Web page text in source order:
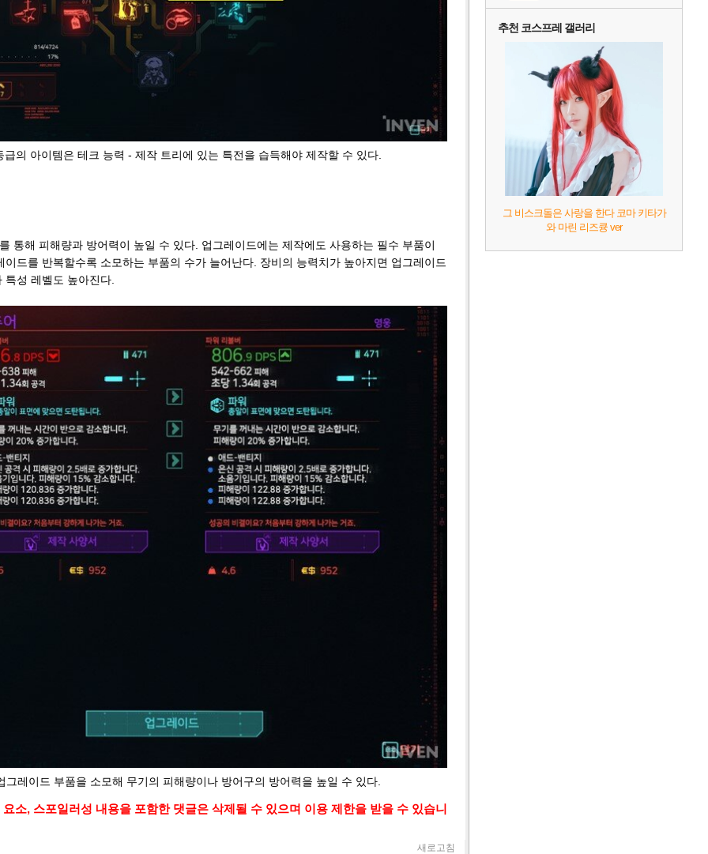
의 아이템은 테크 능력 - 제작 트리에 있는 특전을 습득해야 제작할 수 있다.
통해 피해량과 방어력이 높일 수 있다. 업그레이드에는 제작에도 사용하는 필수 부품이
드를 반복할수록 소모하는 부품의 수가 늘어난다. 장비의 능력치가 높아지면 업그레이드
성 레벨도 높아진다.
레이드 부품을 소모해 무기의 피해량이나 방어구의 방어력을 높일 수 있다.
소, 스포일러성 내용을 포함한 댓글은 삭제될 수 있으며 이용 제한을 받을 수 있습니
새로고침
추천 코스프레 갤러리
그 비스크돌은 사랑을 한다 코마 키타가
와 마린 리즈큥 ver